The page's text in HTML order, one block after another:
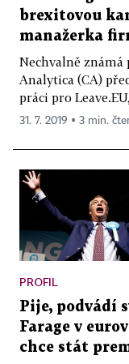
brexitovou
manažerka
Nechvalně známá
Analytica (CA)
práci pro
31. 7. 2019 ▪ 3 min.
PROFIL
Pije, podvádí
Farage v
chce stát